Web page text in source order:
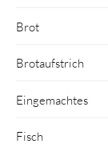
Brot
Brotaufstrich
Eingemachtes
Fisch